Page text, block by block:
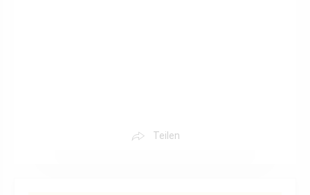
Teilen